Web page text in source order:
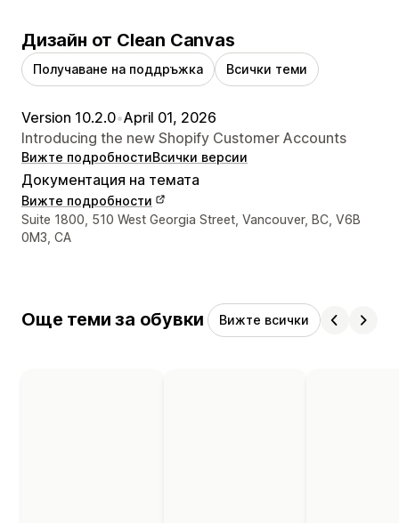
Дизайн от Clean Canvas
Получаване на поддръжка Всички теми
Version 10.2.0•April 01, 2026
Introducing the new Shopify Customer Accounts
Вижте подробностиВсички версии
Документация на темата
Вижте подробности
Данни за връзка с дизайнера
Suite 1800, 510 West Georgia Street, Vancouver, BC, V6B
0M3, CA
Още теми за обувки Вижте всички